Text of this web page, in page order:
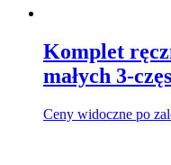
Komplet
małych 3-
Ceny widoczne po